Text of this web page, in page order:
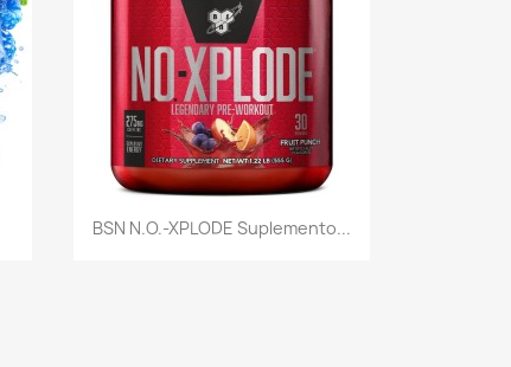
Vista rápida
BSN N.O.-XPLODE Suplemento...